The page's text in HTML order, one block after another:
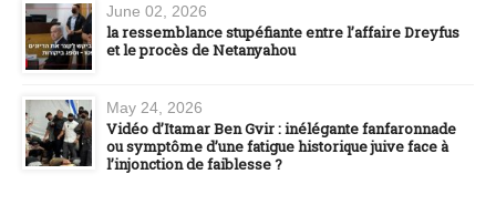
June 02, 2026
la ressemblance stupéfiante entre l’affaire Dreyfus
et le procès de Netanyahou
May 24, 2026
Vidéo d’Itamar Ben Gvir : inélégante fanfaronnade
ou symptôme d’une fatigue historique juive face à
l’injonction de faiblesse ?